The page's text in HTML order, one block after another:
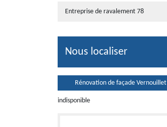
Entreprise de ravalement 78
Nous localiser
Rénovation de façade Vernouillet
indisponible